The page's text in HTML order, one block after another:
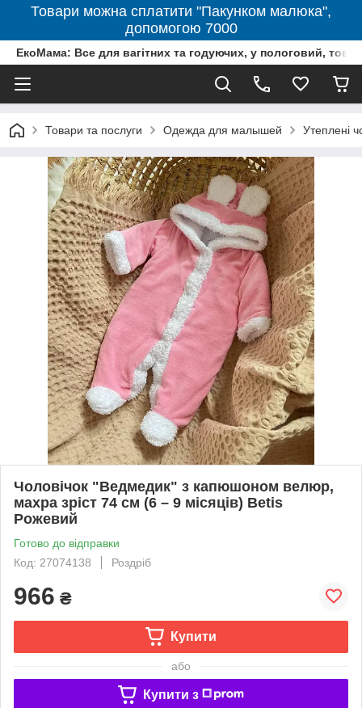
Товари можна сплатити "Пакунком малюка",
допомогою 7000
ЕкоМама: Все для вагітних та годуючих, у пологовий,
Товари та послуги Одежда для малышей Утеплені
Чоловічок "Ведмедик" з капюшоном велюр,
махра зріст 74 см (6 – 9 місяців) Betis
Рожевий
Готово до відправки
Код: 27074138
Роздріб
966 ₴
Купити
або
Купити з